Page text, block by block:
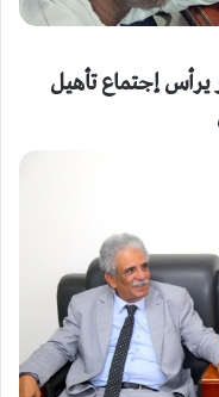
يرأس إجتماع تأهيل